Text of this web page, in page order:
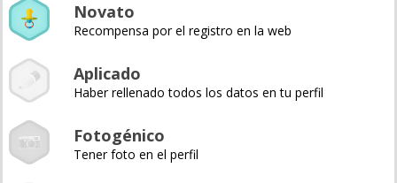
Novato
Recompensa por el registro en la web
Aplicado
Haber rellenado todos los datos en tu perfil
Fotogénico
Tener foto en el perfil